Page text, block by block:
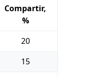
Compartir,
%
20
15